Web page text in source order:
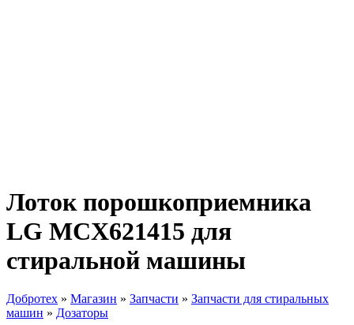
Лоток порошкоприемника
LG MCX621415 для
стиральной машины
Добротех » Магазин » Запчасти » Запчасти для стиральных
машин » Дозаторы